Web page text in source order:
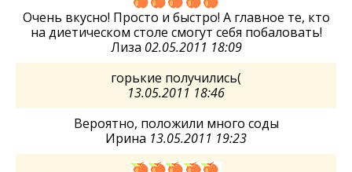
Очень вкусно! Просто и быстро! А главное те, кто
на диетическом столе смогут себя побаловать!
Лиза 02.05.2011 18:09
горькие получились(
13.05.2011 18:46
Вероятно, положили много соды
Ирина 13.05.2011 19:23